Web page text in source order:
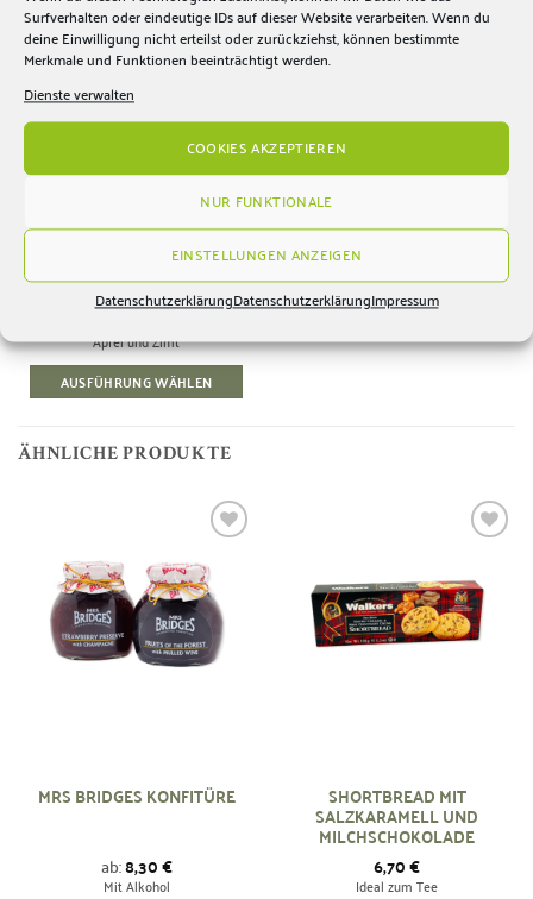
Surfverhalten oder eindeutige IDs auf dieser Website verarbeiten. Wenn du
deine Einwilligung nicht erteilst oder zurückziehst, können bestimmte
Merkmale und Funktionen beeinträchtigt werden.
Dienste verwalten
COOKIES AKZEPTIEREN
NUR FUNKTIONALE
EINSTELLUNGEN ANZEIGEN
DatenschutzerklärungDatenschutzerklärungImpressum
Zur
Wunschliste
hinzufügen
NICHT VORRÄTIG
WINTERAPFEL
FRUCHTAUFSTRICH
Apfel und Zimt
AUSFÜHRUNG WÄHLEN
ÄHNLICHE PRODUKTE
Wunschliste
hinzufügen
MRS BRIDGES KONFITÜRE
ab:8,30€
Mit Alkohol
hinzufügen
SHORTBREAD MIT
SALZKARAMELL UND
MILCHSCHOKOLADE
6,70€
Ideal zum Tee